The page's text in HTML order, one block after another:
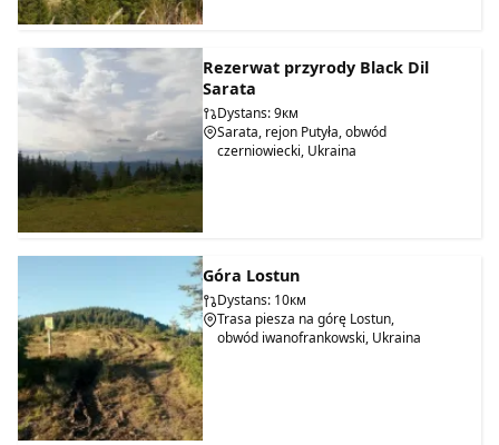
Rezerwat przyrody Black Dil
Sarata
Dystans: 9км
Sarata, rejon Putyła, obwód
czerniowiecki, Ukraina
Góra Lostun
Dystans: 10км
Trasa piesza na górę Lostun,
obwód iwanofrankowski, Ukraina